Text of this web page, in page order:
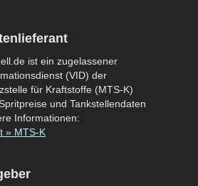
ist ein zugelassener
(VID) der
für Kraftstoffe (MTS-K)
und Tankstellendaten
Informationen:
» MTS-K